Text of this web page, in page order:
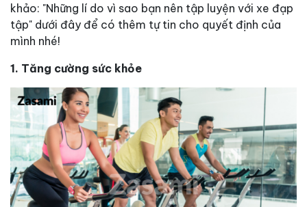
khảo: "Những lí do vì sao bạn nên tập luyện với xe đạp
tập" dưới đây để có thêm tự tin cho quyết định của
mình nhé!
1. Tăng cường sức khỏe